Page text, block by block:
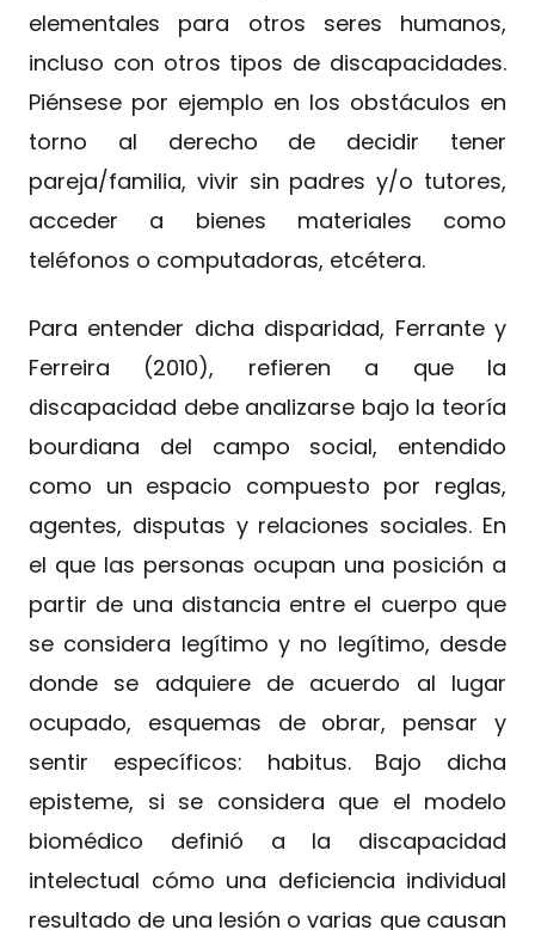
elementales para otros seres humanos,
incluso con otros tipos de discapacidades.
Piénsese por ejemplo en los obstáculos en
torno al derecho de decidir tener
pareja/familia, vivir sin padres y/o tutores,
acceder a bienes materiales como
teléfonos o computadoras, etcétera.
Para entender dicha disparidad, Ferrante y
Ferreira (2010), refieren a que la
discapacidad debe analizarse bajo la teoría
bourdiana del campo social, entendido
como un espacio compuesto por reglas,
agentes, disputas y relaciones sociales. En
el que las personas ocupan una posición a
partir de una distancia entre el cuerpo que
se considera legítimo y no legítimo, desde
donde se adquiere de acuerdo al lugar
ocupado, esquemas de obrar, pensar y
sentir específicos: habitus. Bajo dicha
episteme, si se considera que el modelo
biomédico definió a la discapacidad
intelectual cómo una deficiencia individual
resultado de una lesión o varias que causan